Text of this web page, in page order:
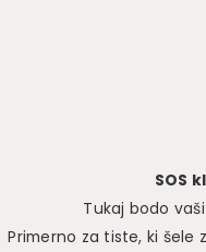
SOS
Tukaj bodo
Primerno za tiste, ki šele